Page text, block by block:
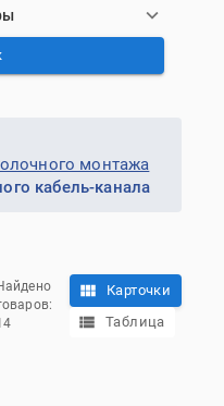
монтажа
кабель-канала
Карточки
Таблица